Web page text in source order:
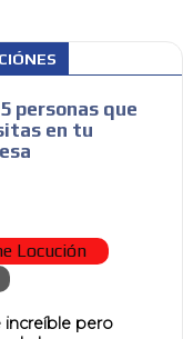
personas que
en tu
Locución
increíble pero